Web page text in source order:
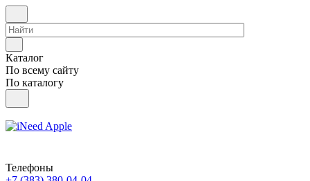
Каталог
По всему сайту
По каталогу
Телефоны